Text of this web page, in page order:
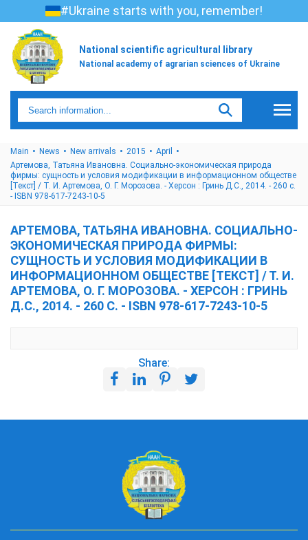
#Ukraine starts with you, remember!
National scientific agricultural library
National academy of agrarian sciences of Ukraine
Main News New arrivals 2015
April
Артемова, Татьяна Ивановна. Социально-экономическая природа
фирмы: сущность и условия модификации в информационном обществе
[Текст] / Т. И. Артемова, О. Г. Морозова. - Херсон : Гринь Д.С., 2014. - 260 с.
- ISBN 978-617-7243-10-5
АРТЕМОВА, ТАТЬЯНА ИВАНОВНА. СОЦИАЛЬНО-
ЭКОНОМИЧЕСКАЯ ПРИРОДА ФИРМЫ:
СУЩНОСТЬ И УСЛОВИЯ МОДИФИКАЦИИ В
ИНФОРМАЦИОННОМ ОБЩЕСТВЕ [ТЕКСТ] / Т. И.
АРТЕМОВА, О. Г. МОРОЗОВА. - ХЕРСОН : ГРИНЬ
Д.С., 2014. - 260 С. - ISBN 978-617-7243-10-5
Share: